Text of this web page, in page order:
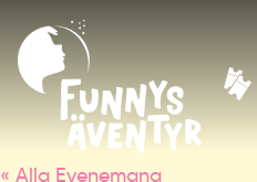
« Alla Evenemang